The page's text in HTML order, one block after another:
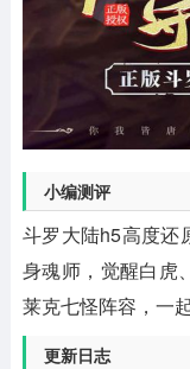
小编测评
斗罗大陆h5高度还
身魂师，觉醒白虎
莱克七怪阵容，一
更新日志